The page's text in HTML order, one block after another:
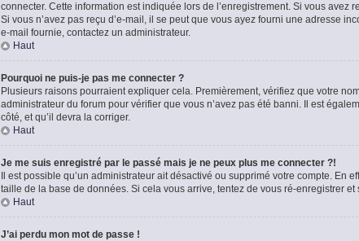
connecter. Cette information est indiquée lors de l’enregistrement. Si vous avez
Si vous n’avez pas reçu d’e-mail, il se peut que vous ayez fourni une adresse
e-mail fournie, contactez un administrateur.
Haut
Pourquoi ne puis-je pas me connecter ?
Plusieurs raisons pourraient expliquer cela. Premièrement, vérifiez que votre
administrateur du forum pour vérifier que vous n’avez pas été banni. Il est
côté, et qu’il devra la corriger.
Haut
Je me suis enregistré par le passé mais je ne peux plus me connecter ?!
Il est possible qu’un administrateur ait désactivé ou supprimé votre compte.
taille de la base de données. Si cela vous arrive, tentez de vous ré-enregistrer
Haut
J’ai perdu mon mot de passe !